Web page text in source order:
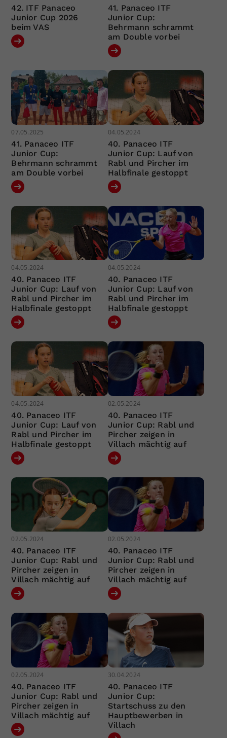
42. ITF Panaceo
Junior Cup 2026
beim VAS
41. Panaceo ITF
Junior Cup:
Behrmann schrammt
am Double vorbei
07.05.2025
41. Panaceo ITF
Junior Cup:
Behrmann schrammt
am Double vorbei
04.05.2024
40. Panaceo ITF
Junior Cup: Lauf von
Rabl und Pircher im
Halbfinale gestoppt
04.05.2024
40. Panaceo ITF
Junior Cup: Lauf von
Rabl und Pircher im
Halbfinale gestoppt
04.05.2024
40. Panaceo ITF
Junior Cup: Lauf von
Rabl und Pircher im
Halbfinale gestoppt
04.05.2024
40. Panaceo ITF
Junior Cup: Lauf von
Rabl und Pircher im
Halbfinale gestoppt
02.05.2024
40. Panaceo ITF
Junior Cup: Rabl und
Pircher zeigen in
Villach mächtig auf
02.05.2024
40. Panaceo ITF
Junior Cup: Rabl und
Pircher zeigen in
Villach mächtig auf
02.05.2024
40. Panaceo ITF
Junior Cup: Rabl und
Pircher zeigen in
Villach mächtig auf
02.05.2024
40. Panaceo ITF
Junior Cup: Rabl und
Pircher zeigen in
Villach mächtig auf
30.04.2024
40. Panaceo ITF
Junior Cup:
Startschuss zu den
Hauptbewerben in
Villach